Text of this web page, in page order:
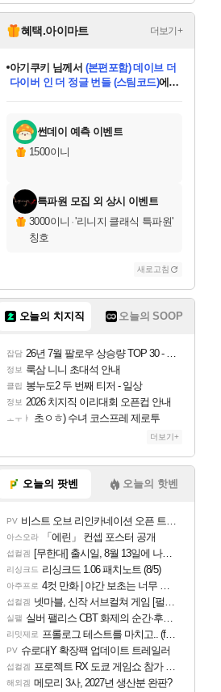
혜택.아이마트 더보기+
당첨되셨습니다.
다이버 인 더 정글 번들 (스팀코드)에
당첨되셨습니다.
eksxo님께서디스코 엘리시움 최종판
당첨되셨습니다.
당첨되셨습니다.
에디션 (스팀코드)를 교환.
당첨되셨습니다.
당첨되셨습니다.
당첨되셨습니다.
당첨되셨습니다.
썬데이 예측 이벤트
1500이니
특파원 모집 외 상시 이벤트
3000이니 ·'리니지 클래식 특파원'
칭호
새로고침
오늘의 치지직 오늘의 SOOP
잡담 26년 7월 팔로우 상승량 TOP 30 - 월간 치지직
정보 룩삼 니니 초대석 안내
클립 봉누도2 두 번째 티저 - 일상
정보 2026 치지직 이리대회 오픈컵 안내
ㅗㅜㅑ 초ㅇㅎ) 수녀 코스프레 제로투
더보기+
오늘의 팟벤 오늘의 핫벤
PV 비스트 오브 리인카네이션 오픈 트레일러
아스오라 「에린」 컨셉 포스터 공개
섭컬겜 [무한대] 출시일, 8월 13일에 나오나
리싱크드 리싱크드 1.06 패치노트 (8/5)
아주프로 4컷 만화 | 야간 보초는 너무 힘들어
섭컬겜 넷마블, 신작 서브컬쳐 게임 [펄 인 블루] 티저 사이트 오픈
실팰 실버 팰리스 CBT 화제의 순간·후기 모음
리밋제로 프롤로그 테스트를 마치고.. (feat. 리아)
PV 슈로대Y 확장팩 업데이트 트레일러
섭컬겜 프로젝트 RX 도쿄 게임쇼 참가 결정
해외겜 메모리 3사, 2027년 생산분 완판?